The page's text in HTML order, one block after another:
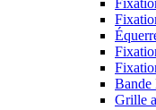
Grille